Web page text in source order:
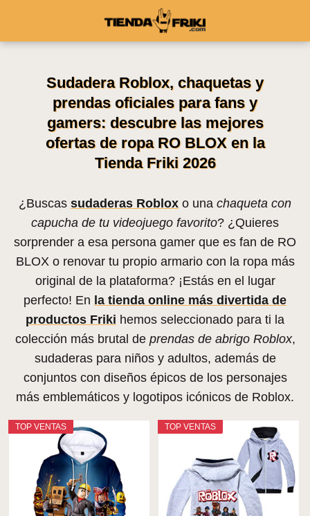
Sudadera Roblox, chaquetas y
prendas oficiales para fans y
gamers: descubre las mejores
ofertas de ropa RO BLOX en la
Tienda Friki 2026
¿Buscas sudaderas Roblox o una chaqueta con
capucha de tu videojuego favorito? ¿Quieres
sorprender a esa persona gamer que es fan de RO
BLOX o renovar tu propio armario con la ropa más
original de la plataforma? ¡Estás en el lugar
perfecto! En la tienda online más divertida de
productos Friki hemos seleccionado para ti la
colección más brutal de prendas de abrigo Roblox,
sudaderas para niños y adultos, además de
conjuntos con diseños épicos de los personajes
más emblemáticos y logotipos icónicos de Roblox.
TOP VENTAS TOP VENTAS